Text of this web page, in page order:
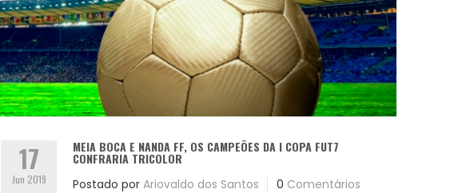
17
Jun 2019
MEIA BOCA E NANDA FF, OS CAMPEÕES DA I COPA FUT7
CONFRARIA TRICOLOR
Postado por Ariovaldo dos Santos 0 Comentários